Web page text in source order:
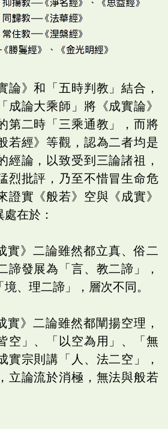
論》和「五時判教」結合，
成論大乘師」將《成實論》
第二時「三乘通教」，而將
若經》等觀，認為二者均是
經論，以致受到三論諸祖，
烈批評，乃至不惜冒生命危
證實《般若》空與《成實》
在於：
實》二論雖然都立真、俗二
諦發展為「言、教二諦」，
、理二諦」，層次不同。
實》二論雖然都闡揚空理，
空」、「以空為用」、「無
實宗則講「人、法二空」，
立論流於消極，無法與般若